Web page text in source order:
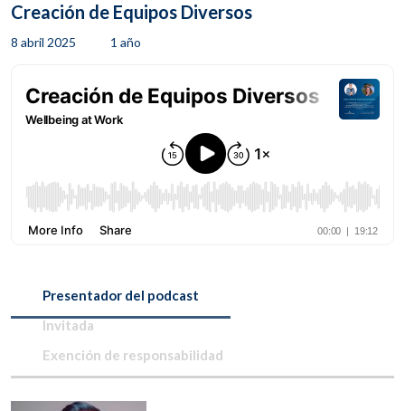
Creación de Equipos Diversos
8 abril 2025 1 año
Presentador del podcast
Invitada
Exención de responsabilidad